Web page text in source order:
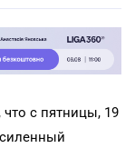
что с пятницы, 19